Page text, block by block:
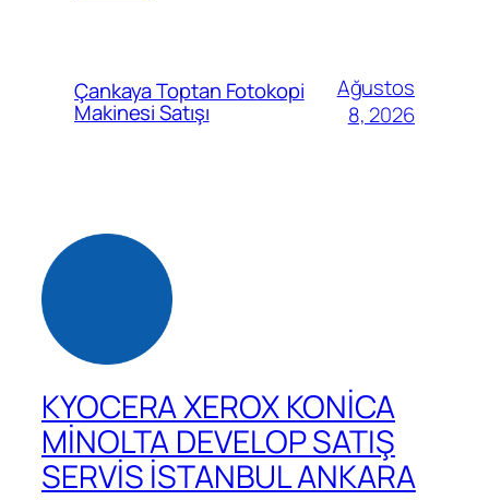
Çankaya Toptan Fotokopi
Makinesi Satışı
Ağustos
8, 2026
KYOCERA XEROX KONİCA
MİNOLTA DEVELOP SATIŞ
SERVİS İSTANBUL ANKARA